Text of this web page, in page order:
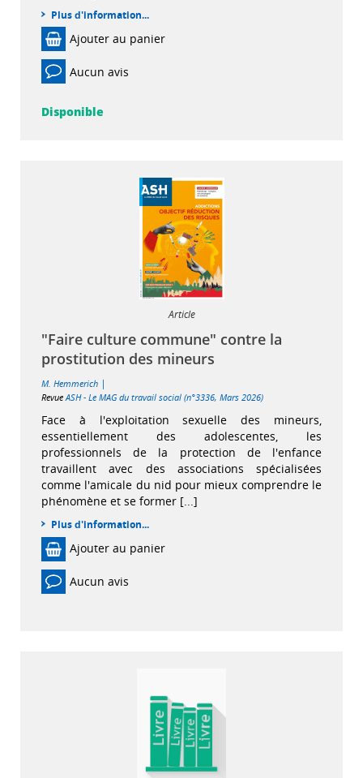
Plus d'information...
Ajouter au panier
Aucun avis
Disponible
Article
"Faire culture commune" contre la
prostitution des mineurs
M. Hemmerich |
RevueASH - Le MAG du travail social (n°3336, Mars 2026)
Face à l'exploitation sexuelle des mineurs,
essentiellement des adolescentes, les
professionnels de la protection de l'enfance
travaillent avec des associations spécialisées
comme l'amicale du nid pour mieux comprendre le
phénomène et se former [...]
Plus d'information...
Ajouter au panier
Aucun avis